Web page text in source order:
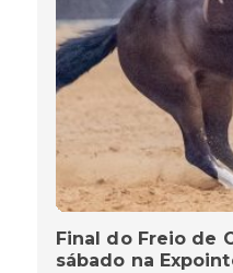
Final do Freio de
sábado na